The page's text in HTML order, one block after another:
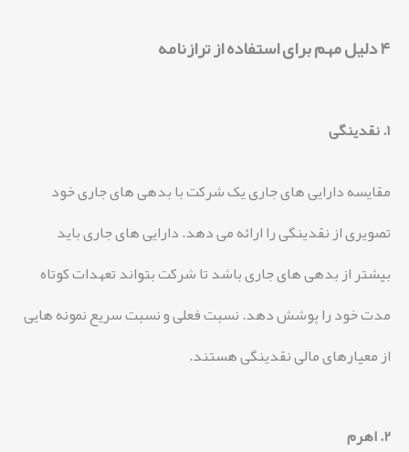
4 دلیل مهم برای استفاده از ترازنامه
1. نقدینگی
مقایسه دارایی های جاری یک شرکت با بدهی های جاری خود
تصویری از نقدینگی را ارائه می دهد. دارایی های جاری باید
بیشتر از بدهی های جاری باشد تا شرکت بتواند تعهدات کوتاه
مدت خود را پوشش دهد. نسبت فعلی و نسبت سریع نمونه هایی
از معیارهای مالی نقدینگی هستند.
2. اهرم